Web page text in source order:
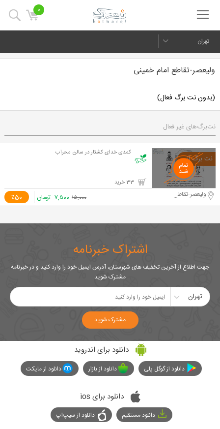
0
تهران
ولیعصر-تقاطع امام خمینی
(بدون نت برگ فعال)
نت‌برگ‌های غیر فعال
کمدی خدای کشتار در سالن محراب
٪50 ولیعصر-تقاطع امام خمینی ۱۵,۰۰۰ ۷,۵۰۰ تومان
اشتراک خبرنامه
جهت اطلاع از آخرین تخفیف های شهرستان، آدرس ایمیل خود را وارد کنید و در خبرنامه
مشترک شوید
تهران
مشترک شوید
دانلود برای اندروید
دانلود از گوگل پلی دانلود از بازار دانلود از مایکت
دانلود برای ios
دانلود مستقیم دانلود از سیپ‌اپ